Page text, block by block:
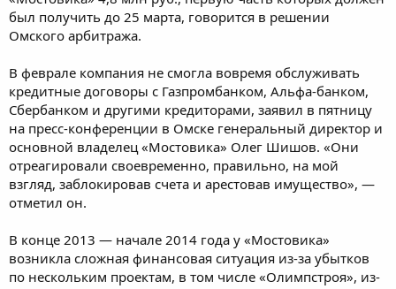
был получить до 25 марта, говорится в решении
Омского арбитража.
В феврале компания не смогла вовремя обслуживать
кредитные договоры с Газпромбанком, Альфа-банком,
Сбербанком и другими кредиторами, заявил в пятницу
на пресс-конференции в Омске генеральный директор и
основной владелец «Мостовика» Олег Шишов. «Они
отреагировали своевременно, правильно, на мой
взгляд, заблокировав счета и арестовав имущество», —
отметил он.
В конце 2013 — начале 2014 года у «Мостовика»
возникла сложная финансовая ситуация из-за убытков
по нескольким проектам, в том числе «Олимпстроя», из-